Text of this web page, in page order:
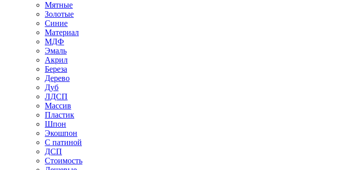
Мятные
Золотые
Синие
Материал
МДФ
Эмаль
Акрил
Береза
Дерево
Дуб
ЛДСП
Массив
Пластик
Шпон
Экошпон
С патиной
ДСП
Стоимость